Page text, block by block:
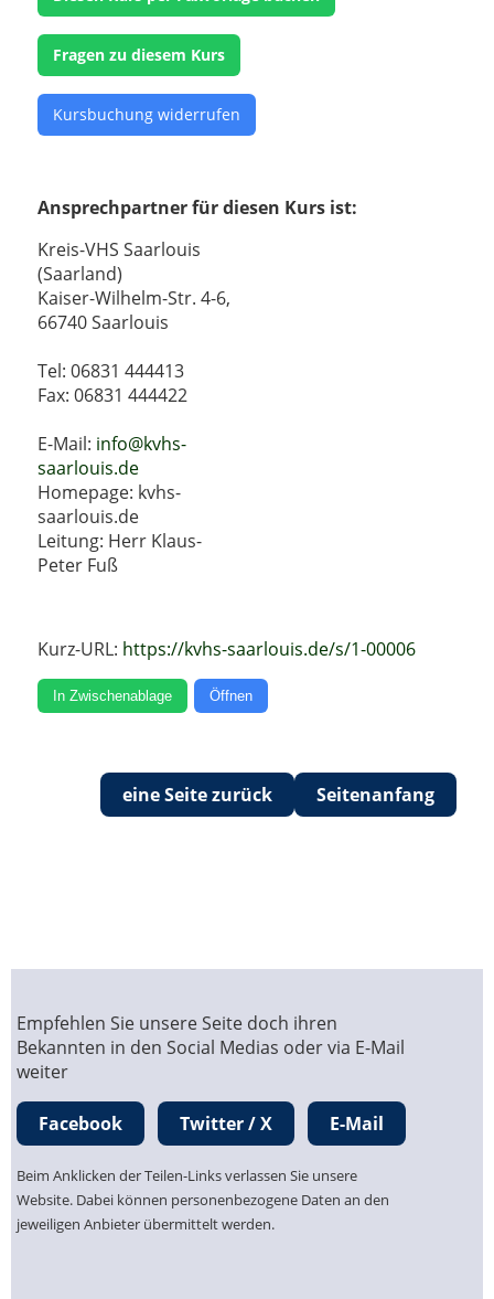
Fragen zu diesem Kurs
Kursbuchung widerrufen
Ansprechpartner für diesen Kurs ist:
Kreis-VHS Saarlouis
(Saarland)
Kaiser-Wilhelm-Str. 4-6,
66740 Saarlouis
Tel: 06831 444413
Fax: 06831 444422
E-Mail: info@kvhs-
saarlouis.de
Homepage: kvhs-
saarlouis.de
Leitung: Herr Klaus-
Peter Fuß
Kurz-URL: https://kvhs-saarlouis.de/s/1-00006
In Zwischenablage Öffnen
eine Seite zurück Seitenanfang
Empfehlen Sie unsere Seite doch ihren
Bekannten in den Social Medias oder via E-Mail
weiter
Facebook Twitter / X E-Mail
Beim Anklicken der Teilen-Links verlassen Sie unsere
Website. Dabei können personenbezogene Daten an den
jeweiligen Anbieter übermittelt werden.